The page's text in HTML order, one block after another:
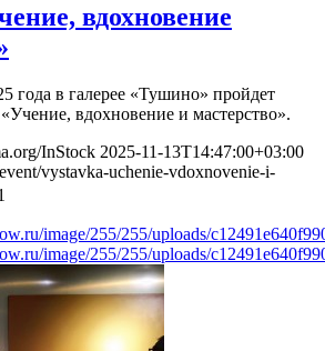
вдохновение
года в галерее «Тушино» пройдет
вдохновение и мастерство».
InStock 2025-11-13T14:47:00+03:00
vystavka-uchenie-vdoxnovenie-i-
image/255/255/uploads/
image/255/255/uploads/